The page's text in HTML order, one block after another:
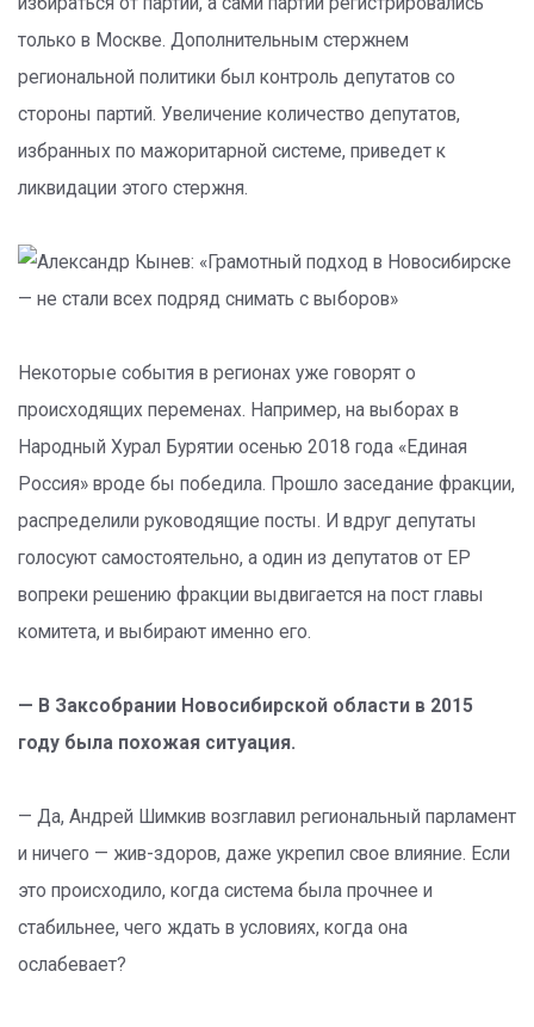
только в Москве. Дополнительным стержнем
региональной политики был контроль депутатов со
стороны партий. Увеличение количество депутатов,
избранных по мажоритарной системе, приведет к
ликвидации этого стержня.
Некоторые события в регионах уже говорят о
происходящих переменах. Например, на выборах в
Народный Хурал Бурятии осенью 2018 года «Единая
Россия» вроде бы победила. Прошло заседание фракции,
распределили руководящие посты. И вдруг депутаты
голосуют самостоятельно, а один из депутатов от ЕР
вопреки решению фракции выдвигается на пост главы
комитета, и выбирают именно его.
— В Заксобрании Новосибирской области в 2015
году была похожая ситуация.
— Да, Андрей Шимкив возглавил региональный парламент
и ничего — жив-здоров, даже укрепил свое влияние. Если
это происходило, когда система была прочнее и
стабильнее, чего ждать в условиях, когда она
ослабевает?